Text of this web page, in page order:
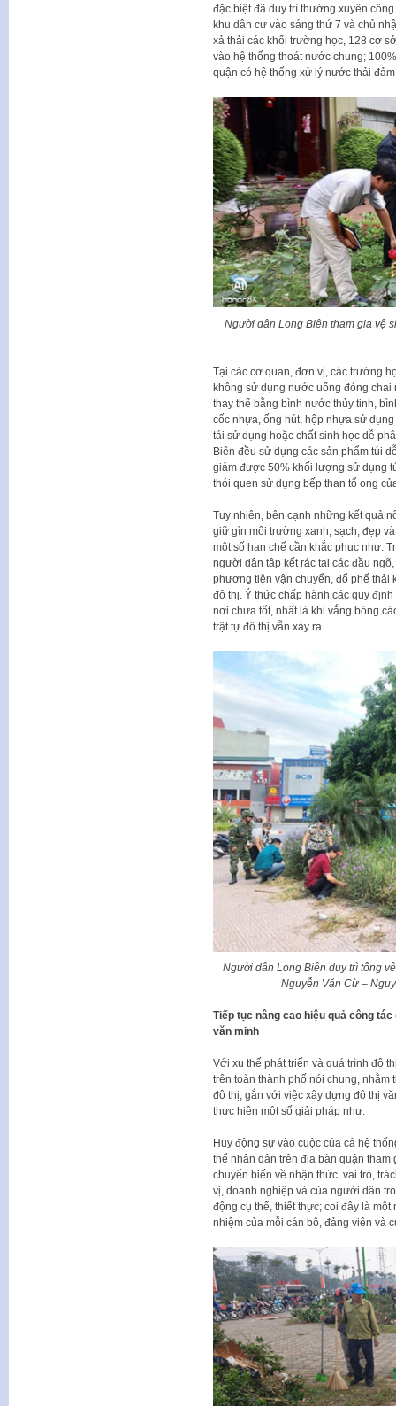
đặc biệt đã duy trì thường xuyên
khu dân cư vào sáng thứ 7 và chủ
xả thải các khối trường học, 128 cơ
vào hệ thống thoát nước chung;
quận có hệ thống xử lý nước thải
Người dân Long Biên tham gia vệ
Tại các cơ quan, đơn vị, các trường
không sử dụng nước uống đóng chai
thay thế bằng bình nước thủy tinh,
cốc nhựa, ống hút, hộp nhựa sử
tái sử dụng hoặc chất sinh học dễ
Biên đều sử dụng các sản phẩm túi
giảm được 50% khối lượng sử dụng
thói quen sử dụng bếp than tổ ong
Tuy nhiên, bên cạnh những kết quả
giữ gìn môi trường xanh, sạch, đẹp
một số hạn chế cần khắc phục như:
người dân tập kết rác tại các đầu
phương tiện vận chuyển, đổ phế thải
đô thị. Ý thức chấp hành các quy
nơi chưa tốt, nhất là khi vắng bóng
trật tự đô thị vẫn xảy ra.
Người dân Long Biên duy trì tổng
Nguyễn Văn Cừ –
Tiếp tục nâng cao hiệu quả công
văn minh
Với xu thế phát triển và quá trình đô
trên toàn thành phố nói chung, nhằm
đô thị, gắn với việc xây dựng đô thị
thực hiện một số giải pháp như:
Huy động sự vào cuộc của cả hệ
thể nhân dân trên địa bàn quận
chuyển biến về nhận thức, vai trò,
vị, doanh nghiệp và của người dân
động cụ thể, thiết thực; coi đây là
nhiệm của mỗi cán bộ, đảng viên và